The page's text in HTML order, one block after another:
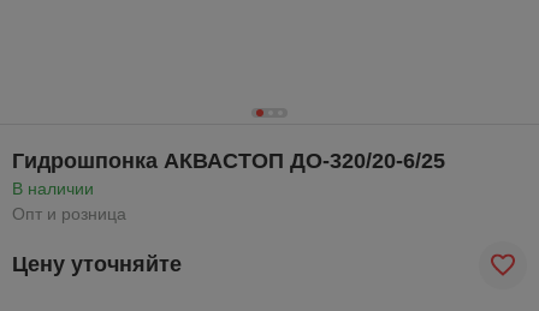
Гидрошпонка АКВАСТОП ДО-320/20-6/25
В наличии
Опт и розница
Цену уточняйте